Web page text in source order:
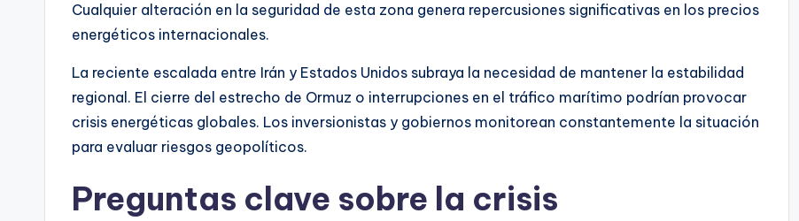
Cualquier alteración en la seguridad de esta zona genera repercusiones significativas en los precios
energéticos internacionales.
La reciente escalada entre Irán y Estados Unidos subraya la necesidad de mantener la estabilidad
regional. El cierre del estrecho de Ormuz o interrupciones en el tráfico marítimo podrían provocar
crisis energéticas globales. Los inversionistas y gobiernos monitorean constantemente la situación
para evaluar riesgos geopolíticos.
Preguntas clave sobre la crisis